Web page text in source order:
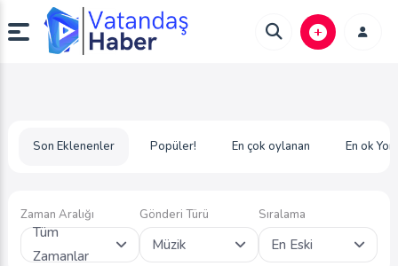
Son Eklenenler Popüler! En çok oylanan En ok
Zaman Aralığı
Tüm
Zamanlar
Gönderi Türü
Müzik
Sıralama
En Eski